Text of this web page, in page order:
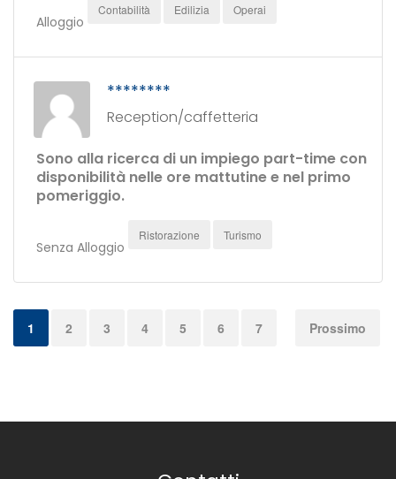
Alloggio
Contabilità Edilizia Operai
********
Reception/caffetteria
Sono alla ricerca di un impiego part-time con
disponibilità nelle ore mattutine e nel primo
pomeriggio.
Senza Alloggio
Ristorazione Turismo
1 2 3 4 5 6 7 Prossimo